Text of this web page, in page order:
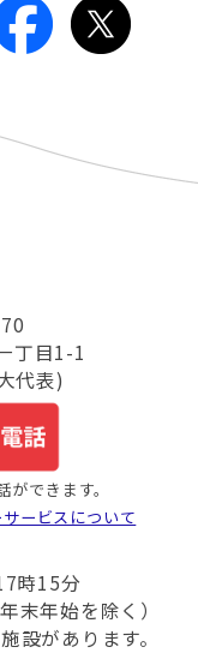
丁目1-1
代表)
できます。
ービスについて
時15分
末年始を除く）
設があります。